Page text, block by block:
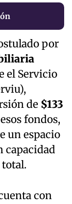
por
el Servicio
de $133
fondos,
un espacio
capacidad
total.
con